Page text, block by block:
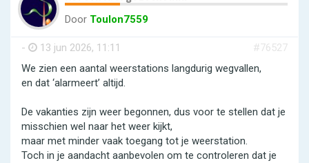
Door Toulon7559
- 13 jun 2026, 11:11
#76527
We zien een aantal weerstations langdurig wegvallen,
en dat ‘alarmeert’ altijd.
De vakanties zijn weer begonnen, dus voor te stellen dat je
misschien wel naar het weer kijkt,
maar met minder vaak toegang tot je weerstation.
Toch in je aandacht aanbevolen om te controleren dat je